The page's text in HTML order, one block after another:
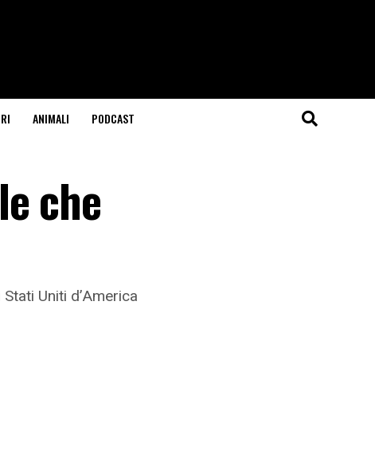
ANIMALI PODCAST
che
Uniti d’America